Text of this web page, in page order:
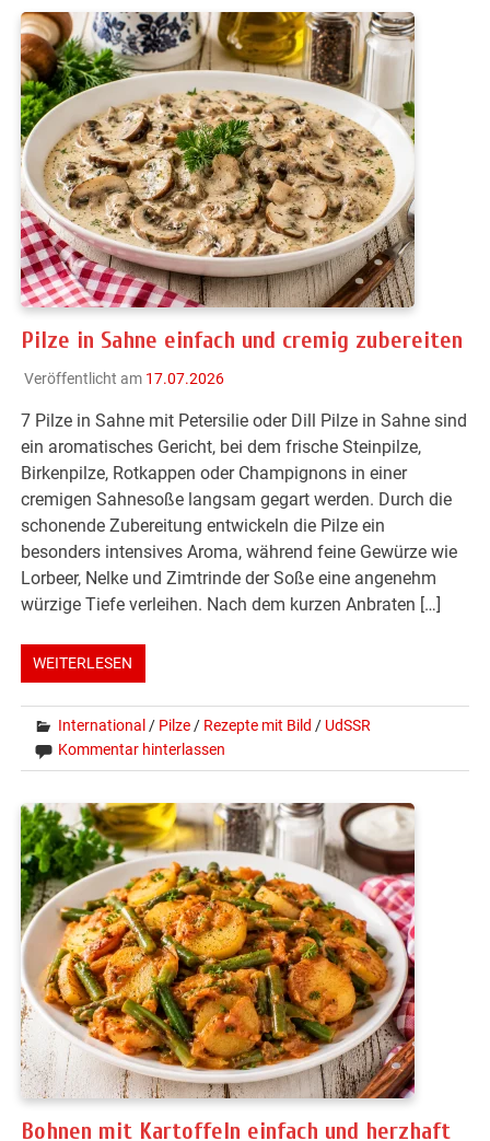
Pilze in Sahne einfach und cremig zubereiten
Veröffentlicht am 17.07.2026
7 Pilze in Sahne mit Petersilie oder Dill Pilze in Sahne sind
ein aromatisches Gericht, bei dem frische Steinpilze,
Birkenpilze, Rotkappen oder Champignons in einer
cremigen Sahnesoße langsam gegart werden. Durch die
schonende Zubereitung entwickeln die Pilze ein
besonders intensives Aroma, während feine Gewürze wie
Lorbeer, Nelke und Zimtrinde der Soße eine angenehm
würzige Tiefe verleihen. Nach dem kurzen Anbraten […]
WEITERLESEN
International / Pilze / Rezepte mit Bild / UdSSR
Kommentar hinterlassen
Bohnen mit Kartoffeln einfach und herzhaft